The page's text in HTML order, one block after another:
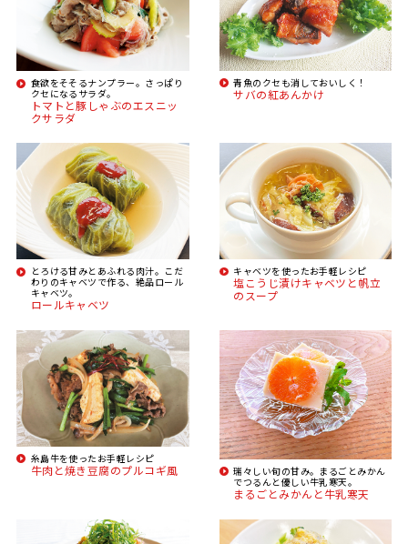
食欲をそそるナンプラー。さっぱり
クセになるサラダ。
トマトと豚しゃぶのエスニッ
クサラダ
青魚のクセも消しておいしく！
サバの紅あんかけ
とろける甘みとあふれる肉汁。こだ
わりのキャベツで作る、絶品ロール
キャベツ。
ロールキャベツ
キャベツを使ったお手軽レシピ
塩こうじ漬けキャベツと帆立
のスープ
糸島牛を使ったお手軽レシピ
牛肉と焼き豆腐のプルコギ風
瑞々しい旬の甘み。まるごとみかん
でつるんと優しい牛乳寒天。
まるごとみかんと牛乳寒天